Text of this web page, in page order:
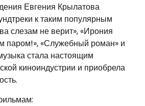
Евгения Крылатова
к таким популярным
слезам не верит», «Ирония
паром!», «Служебный роман» и
стала настоящим
киноиндустрии и приобрела